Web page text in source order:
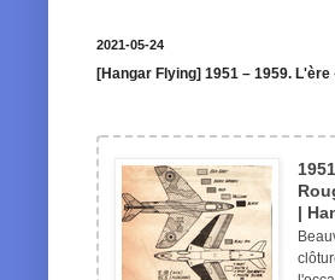
2021-05-24
[Hangar Flying] 1951 – 1959.
|